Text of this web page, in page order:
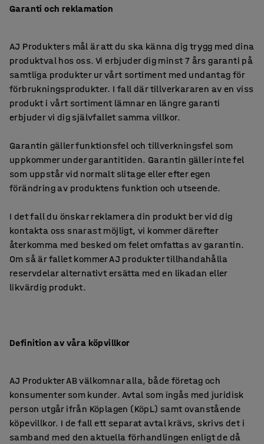
Garanti och reklamation
AJ Produkters mål är att du ska känna dig trygg med dina
produktval hos oss. Vi erbjuder dig minst 7 års garanti på
samtliga produkter ur vårt sortiment med undantag för
förbrukningsprodukter. I fall där tillverkararen av en viss
produkt i vårt sortiment lämnar en längre garanti
erbjuder vi dig självfallet samma villkor.
Garantin gäller funktionsfel och tillverkningsfel som
uppkommer under garantitiden. Garantin gäller inte fel
som uppstår vid normalt slitage eller efter egen
förändring av produktens funktion och utseende.
I det fall du önskar reklamera din produkt ber vid dig
kontakta oss snarast möjligt, vi kommer därefter
återkomma med besked om felet omfattas av garantin.
Om så är fallet kommer AJ produkter tillhandahålla
reservdelar alternativt ersätta med en likadan eller
likvärdig produkt.
Definition av våra köpvillkor
AJ Produkter AB välkomnar alla, både företag och
konsumenter som kunder. Avtal som ingås med juridisk
person utgår ifrån Köplagen (KöpL) samt ovanstående
köpevillkor. I de fall ett separat avtal krävs, skrivs det i
samband med den aktuella förhandlingen enligt de då